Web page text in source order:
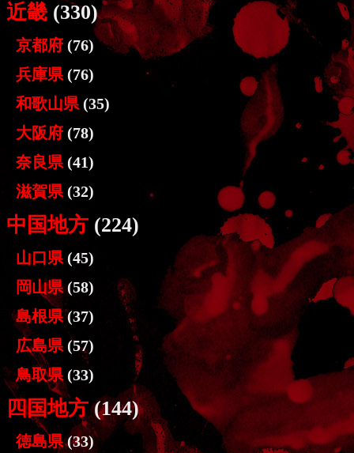
近畿 (330)
京都府 (76)
兵庫県 (76)
和歌山県 (35)
大阪府 (78)
奈良県 (41)
滋賀県 (32)
中国地方 (224)
山口県 (45)
岡山県(58)
島根県(37)
広島県 (57)
鳥取県 (33)
四国地方(144)
徳島県(33)